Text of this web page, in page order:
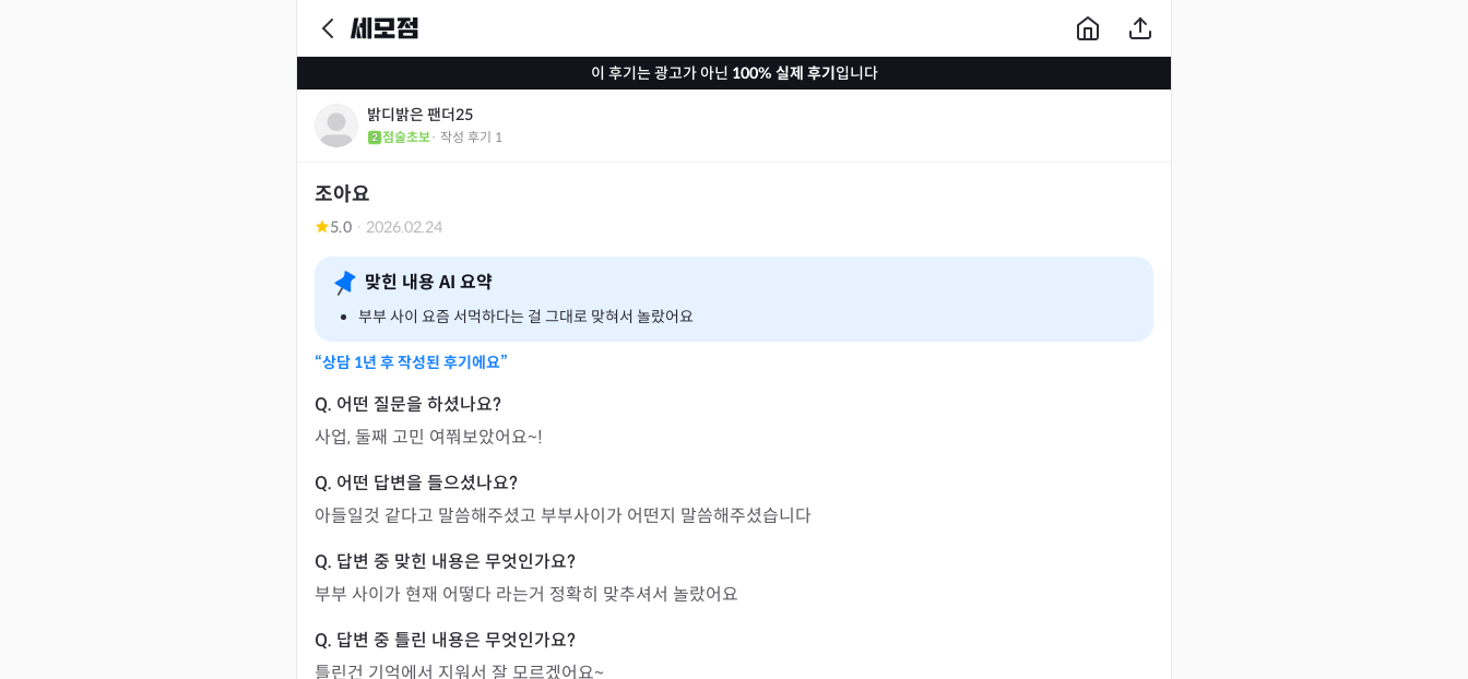
이 후기는 광고가 아닌 100% 실제 후기입니다
밝디밝은 팬더25
점술초보· 작성 후기 1
조아요
5.0 · 2026.02.24
맞힌 내용 AI 요약
부부 사이 요즘 서먹하다는 걸 그대로 맞혀서 놀랐어요
“상담 1년 후 작성된 후기에요”
사업, 둘째 고민 여쭤보았어요~!
아들일것 같다고 말씀해주셨고 부부사이가 어떤지 말씀해주셨습니다
부부 사이가 현재 어떻다 라는거 정확히 맞추셔서 놀랐어요
틀린건 기억에서 지워서 잘 모르겠어요~